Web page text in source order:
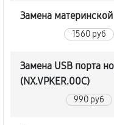
Замена
1560 руб
Замена USB порта
(NX.VPKER.00C)
990 руб